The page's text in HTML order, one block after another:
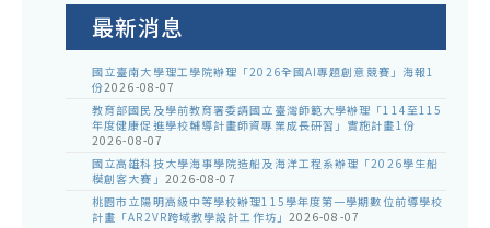
告
最新消息
國立臺南大學理工學院辦理「2026全國AI專題創意競賽」海報1
份2026-08-07
教育部國民及學前教育署委請國立臺灣師範大學辦理「114至115
年度健康促進學校輔導計畫師資專業成長研習」實施計畫1份
2026-08-07
國立高雄科技大學海事學院造船及海洋工程系辦理「2026學生船
模創客大賽」 2026-08-07
桃園市立陽明高級中等學校辦理115學年度第一學期數位前導學校
計畫「AR2VR跨域教學設計工作坊」 2026-08-07